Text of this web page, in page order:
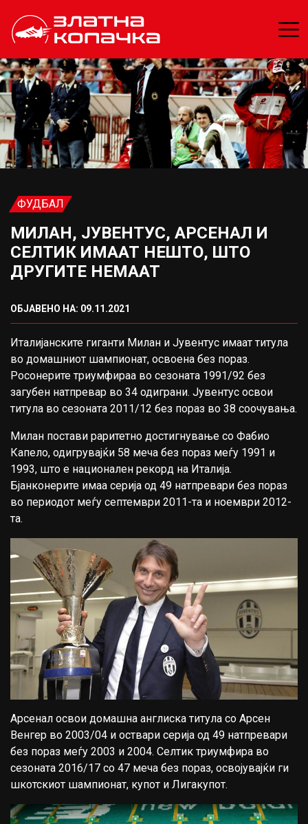
ФУДБАЛ
МИЛАН, ЈУВЕНТУС, АРСЕНАЛ И
СЕЛТИК ИМААТ НЕШТО, ШТО
ДРУГИТЕ НЕМААТ
ОБЈАВЕНО НА: 09.11.2021
Италијанските гиганти Милан и Јувентус имаат титула
во домашниот шампионат, освоена без пораз.
Росонерите триумфираа во сезоната 1991/92 без
загубен натпревар во 34 одиграни. Јувентус освои
титула во сезоната 2011/12 без пораз во 38 соочувања.
Милан постави раритетно достигнување со Фабио
Капело, одигрувајќи 58 меча без пораз меѓу 1991 и
1993, што е национален рекорд на Италија.
Бјанконерите имаа серија од 49 натпревари без пораз
во периодот меѓу септември 2011-та и ноември 2012-
та.
Арсенал освои домашна англиска титула со Арсен
Венгер во 2003/04 и оствари серија од 49 натпревари
без пораз меѓу 2003 и 2004. Селтик триумфира во
сезоната 2016/17 со 47 меча без пораз, освојувајќи ги
шкотскиот шампионат, купот и Лигакупот.